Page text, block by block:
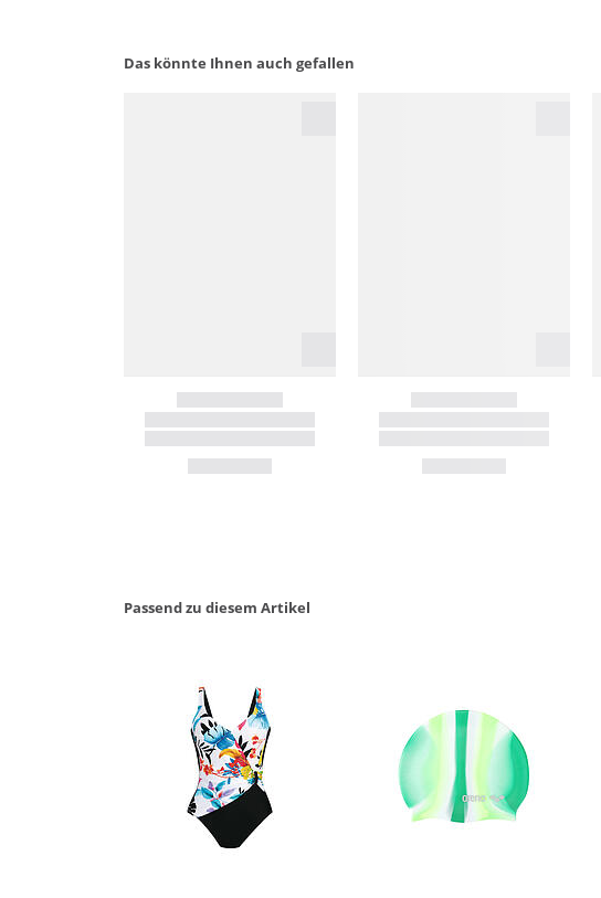
Das könnte Ihnen auch gefallen
Passend zu diesem Artikel